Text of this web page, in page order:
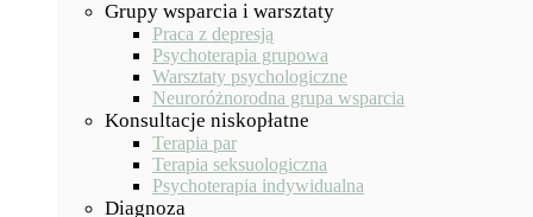
Grupy wsparcia i warsztaty
Praca z depresją
Psychoterapia grupowa
Warsztaty psychologiczne
Neuroróżnorodna grupa wsparcia
Konsultacje niskopłatne
Terapia par
Terapia seksuologiczna
Psychoterapia indywidualna
Diagnoza